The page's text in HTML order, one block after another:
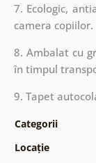
7. Ecologic,
camera copiilor.
8. Ambalat cu
în timpul
9. Tapet
Categorii
Locație